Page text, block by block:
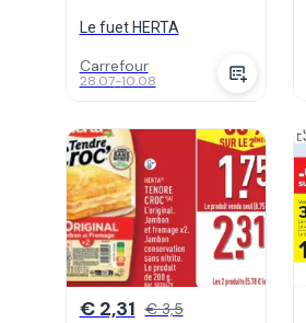
Le fuet HERTA
Carrefour
28.07-10.08
€ 2,31 € 3,5